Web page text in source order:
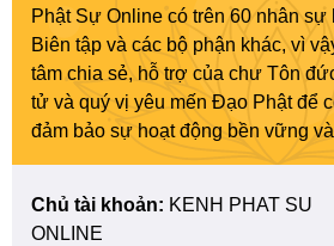
Phật Sự Online có trên 60 nhân sự
Biên tập và các bộ phận khác, vì
tâm chia sẻ, hỗ trợ của chư Tôn
tử và quý vị yêu mến Đạo Phật để
đảm bảo sự hoạt động bền vững
Chủ tài khoản: KENH PHAT SU
ONLINE